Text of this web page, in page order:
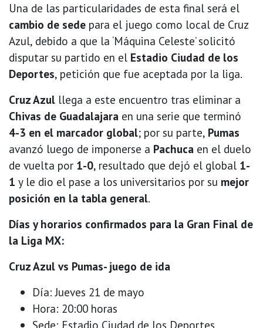
Una de las particularidades de esta final será el
cambio de sede para el juego como local de Cruz
Azul, debido a que la ‘Máquina Celeste’ solicitó
disputar su partido en el Estadio Ciudad de los
Deportes, petición que fue aceptada por la liga.
Cruz Azul llega a este encuentro tras eliminar a
Chivas de Guadalajara en una serie que terminó
4-3 en el marcador global; por su parte, Pumas
avanzó luego de imponerse a Pachuca en el duelo
de vuelta por 1-0, resultado que dejó el global 1-
1 y le dio el pase a los universitarios por su mejor
posición en la tabla general.
Días y horarios confirmados para la Gran Final de
la Liga MX:
Cruz Azul vs Pumas- juego de ida
Día: Jueves 21 de mayo
Hora: 20:00 horas
Sede: Estadio Ciudad de los Deportes